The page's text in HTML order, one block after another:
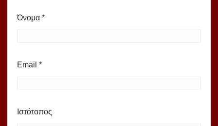
Όνομα *
Email *
Ιστότοπος